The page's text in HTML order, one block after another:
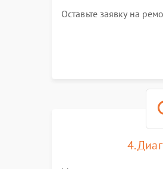
Оставьте заявку на
4.